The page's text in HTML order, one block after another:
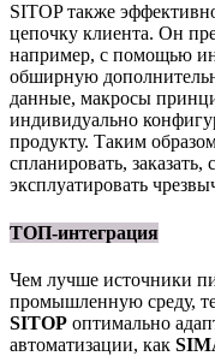
SITOP также
цепочку клиента. Он
например, с помощью
обширную
данные, макросы
индивидуально
продукту. Таким
спланировать,
эксплуатировать
ТОП-интеграция
Чем лучше источники
промышленную среду,
SITOP оптимально
автоматизации, как